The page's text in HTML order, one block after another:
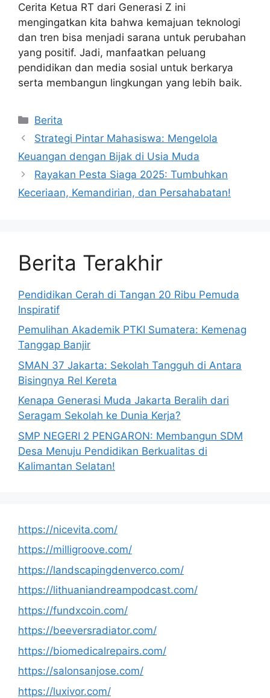
Cerita Ketua RT dari Generasi Z ini
mengingatkan kita bahwa kemajuan teknologi
dan tren bisa menjadi sarana untuk perubahan
yang positif. Jadi, manfaatkan peluang
pendidikan dan media sosial untuk berkarya
serta membangun lingkungan yang lebih baik.
Kategori
Berita
Strategi Pintar Mahasiswa: Mengelola
Keuangan dengan Bijak di Usia Muda
Rayakan Pesta Siaga 2025: Tumbuhkan
Keceriaan, Kemandirian, dan Persahabatan!
Berita Terakhir
Pendidikan Cerah di Tangan 20 Ribu Pemuda
Inspiratif
Pemulihan Akademik PTKI Sumatera: Kemenag
Tanggap Banjir
SMAN 37 Jakarta: Sekolah Tangguh di Antara
Bisingnya Rel Kereta
Kenapa Generasi Muda Jakarta Beralih dari
Seragam Sekolah ke Dunia Kerja?
SMP NEGERI 2 PENGARON: Membangun SDM
Desa Menuju Pendidikan Berkualitas di
Kalimantan Selatan!
https://nicevita.com/
https://milligroove.com/
https://landscapingdenverco.com/
https://lithuaniandreampodcast.com/
https://fundxcoin.com/
https://beeversradiator.com/
https://biomedicalrepairs.com/
https://salonsanjose.com/
https://luxivor.com/